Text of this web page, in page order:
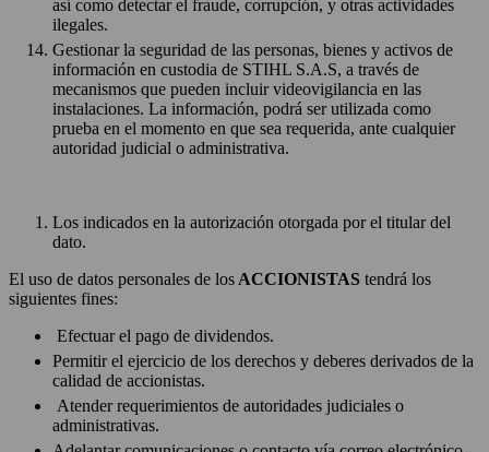
así como detectar el fraude, corrupción, y otras actividades
ilegales.
Gestionar la seguridad de las personas, bienes y activos de
información en custodia de STIHL S.A.S, a través de
mecanismos que pueden incluir videovigilancia en las
instalaciones. La información, podrá ser utilizada como
prueba en el momento en que sea requerida, ante cualquier
autoridad judicial o administrativa.
Los indicados en la autorización otorgada por el titular del
dato.
El uso de datos personales de los ACCIONISTAS tendrá los
siguientes fines:
Efectuar el pago de dividendos.
Permitir el ejercicio de los derechos y deberes derivados de la
calidad de accionistas.
Atender requerimientos de autoridades judiciales o
administrativas.